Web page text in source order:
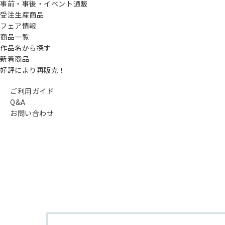
事前・事後・イベント通販
受注生産商品
フェア情報
商品一覧
作品名から探す
新着商品
好評により再販売！
ご利用ガイド
Q&A
お問い合わせ